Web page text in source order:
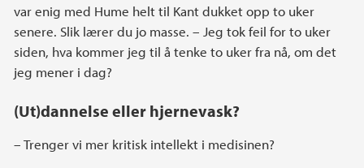
var enig med Hume helt til Kant dukket opp to uker
senere. Slik lærer du jo masse. – Jeg tok feil for to uker
siden, hva kommer jeg til å tenke to uker fra nå, om det
jeg mener i dag?
(Ut)dannelse eller hjernevask?
– Trenger vi mer kritisk intellekt i medisinen?